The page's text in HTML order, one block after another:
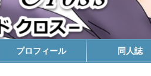
プロフィール 同人誌